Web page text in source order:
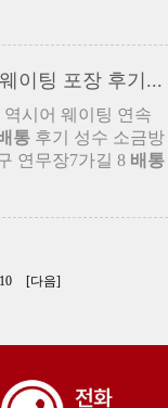
이팅 포장 후기...
시어 웨이팅 연속
통 후기 성수 소금방
연무장7가길 8 배통
10 [다음]